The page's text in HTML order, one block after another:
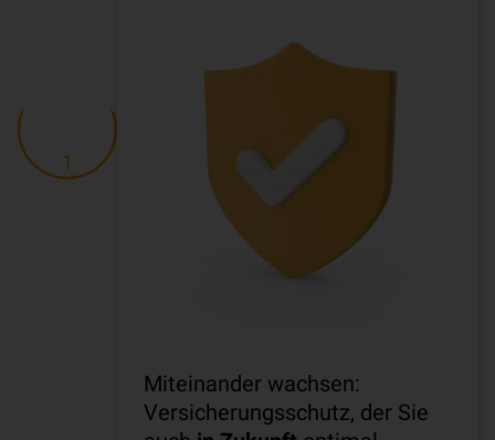
1
Miteinander wachsen:
Versicherungsschutz, der Sie